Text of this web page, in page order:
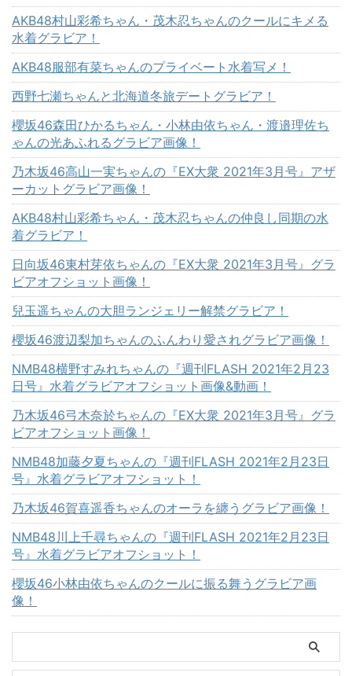
AKB48村山彩希ちゃん・茂木忍ちゃんのクールにキメる
水着グラビア！
AKB48服部有菜ちゃんのプライベート水着写メ！
西野七瀬ちゃんと北海道冬旅デートグラビア！
櫻坂46森田ひかるちゃん・小林由依ちゃん・渡邉理佐ち
ゃんの光あふれるグラビア画像！
乃木坂46高山一実ちゃんの『EX大衆 2021年3月号』アザ
ーカットグラビア画像！
AKB48村山彩希ちゃん・茂木忍ちゃんの仲良し同期の水
着グラビア！
日向坂46東村芽依ちゃんの『EX大衆 2021年3月号』グラ
ビアオフショット画像！
兒玉遥ちゃんの大胆ランジェリー解禁グラビア！
櫻坂46渡辺梨加ちゃんのふんわり愛されグラビア画像！
NMB48横野すみれちゃんの『週刊FLASH 2021年2月23
日号』水着グラビアオフショット画像&動画！
乃木坂46弓木奈於ちゃんの『EX大衆 2021年3月号』グラ
ビアオフショット画像！
NMB48加藤夕夏ちゃんの『週刊FLASH 2021年2月23日
号』水着グラビアオフショット！
乃木坂46賀喜遥香ちゃんのオーラを纏うグラビア画像！
NMB48川上千尋ちゃんの『週刊FLASH 2021年2月23日
号』水着グラビアオフショット！
櫻坂46小林由依ちゃんのクールに振る舞うグラビア画
像！